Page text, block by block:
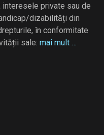
interesele private sau de
dizabilități din
în conformitate
sale: mai mult …